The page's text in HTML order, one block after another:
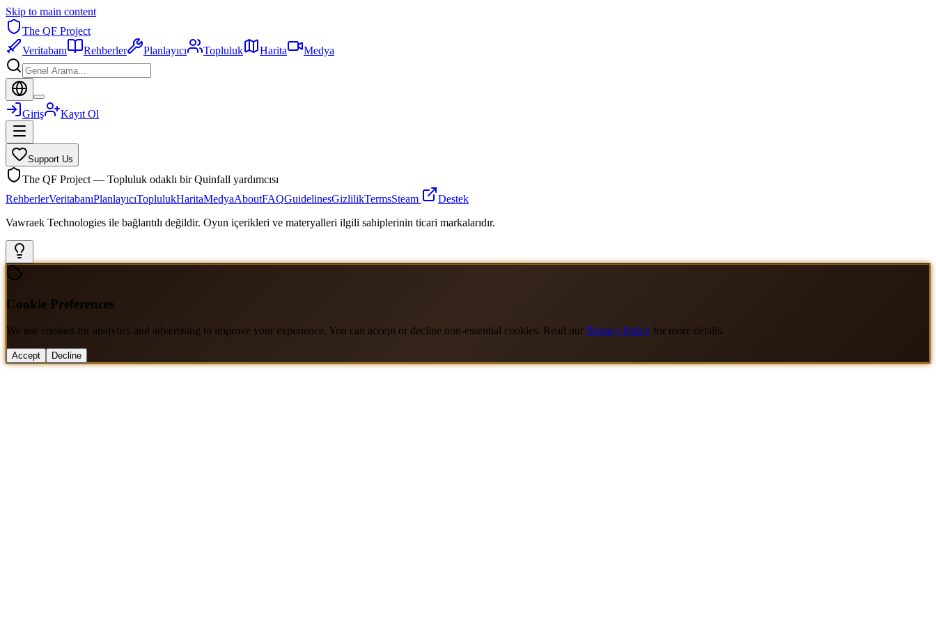
Skip to main content
The QF Project
Veritabanı
Rehberler Planlayıcı Topluluk Harita Medya
Giriş Kayıt Ol
Support Us
The QF Project — Topluluk odaklı bir Quinfall yardımcısı
RehberlerVeritabanıPlanlayıcıToplulukHaritaMedyaAboutFAQGuidelinesGizlilikTermsSteam
Destek
Vawraek Technologies ile bağlantılı değildir. Oyun içerikleri ve materyalleri ilgili sahiplerinin ticari markalarıdır.
Cookie Preferences
We use cookies for analytics and advertising to improve your experience. You can accept or decline non-essential cookies. Read our Privacy Policy for more details.
Accept Decline